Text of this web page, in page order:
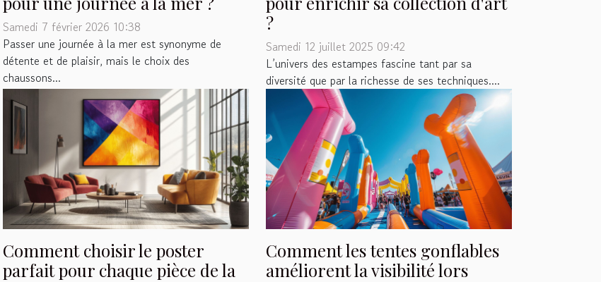
Samedi 7 février 2026 10:38
Passer une journée à la mer est synonyme de
détente et de plaisir, mais le choix des
chaussons...
?
Samedi 12 juillet 2025 09:42
L’univers des estampes fascine tant par sa
diversité que par la richesse de ses techniques....
Comment choisir le poster
parfait pour chaque pièce de la
Comment les tentes gonflables
améliorent la visibilité lors